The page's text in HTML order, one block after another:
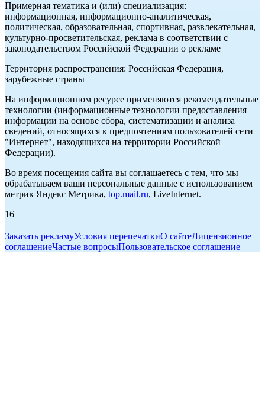
Примерная тематика и (или) специализация:
информационная, информационно-аналитическая,
политическая, образовательная, спортивная, развлекательная,
культурно-просветительская, реклама в соответствии с
законодательством Российской Федерации о рекламе
Территория распространения: Российская Федерация,
зарубежные страны
На информационном ресурсе применяются рекомендательные
технологии (информационные технологии предоставления
информации на основе сбора, систематизации и анализа
сведений, относящихся к предпочтениям пользователей сети
"Интернет", находящихся на территории Российской
Федерации).
Во время посещения сайта вы соглашаетесь с тем, что мы
обрабатываем ваши персональные данные с использованием
метрик Яндекс Метрика, top.mail.ru, LiveInternet.
16+
Заказать рекламуУсловия перепечаткиО сайтеЛицензионное
соглашениеЧастые вопросыПользовательское соглашение